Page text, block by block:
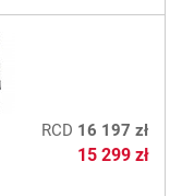
RCD 16 197 zł
15 299 zł